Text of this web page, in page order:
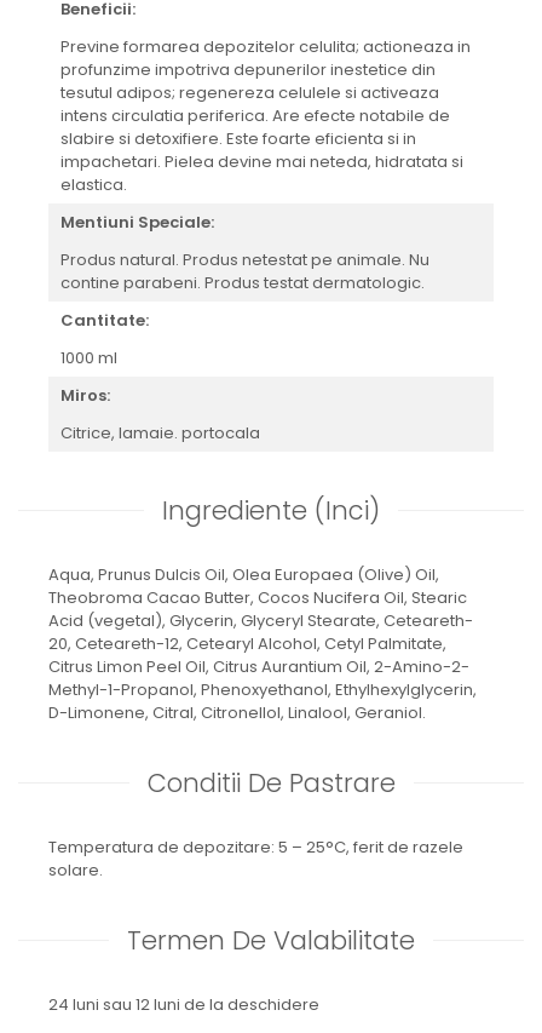
Beneficii:
Previne formarea depozitelor celulita; actioneaza in
profunzime impotriva depunerilor inestetice din
tesutul adipos; regenereza celulele si activeaza
intens circulatia periferica. Are efecte notabile de
slabire si detoxifiere. Este foarte eficienta si in
impachetari. Pielea devine mai neteda, hidratata si
elastica.
Mentiuni Speciale:
Produs natural. Produs netestat pe animale. Nu
contine parabeni. Produs testat dermatologic.
Cantitate:
1000 ml
Miros:
Citrice, lamaie. portocala
Ingrediente (Inci)
Aqua, Prunus Dulcis Oil, Olea Europaea (Olive) Oil,
Theobroma Cacao Butter, Cocos Nucifera Oil, Stearic
Acid (vegetal), Glycerin, Glyceryl Stearate, Ceteareth-
20, Ceteareth-12, Cetearyl Alcohol, Cetyl Palmitate,
Citrus Limon Peel Oil, Citrus Aurantium Oil, 2-Amino-2-
Methyl-1-Propanol, Phenoxyethanol, Ethylhexylglycerin,
D-Limonene, Citral, Citronellol, Linalool, Geraniol.
Conditii De Pastrare
Temperatura de depozitare: 5 – 25°C, ferit de razele
solare.
Termen De Valabilitate
24 luni sau 12 luni de la deschidere